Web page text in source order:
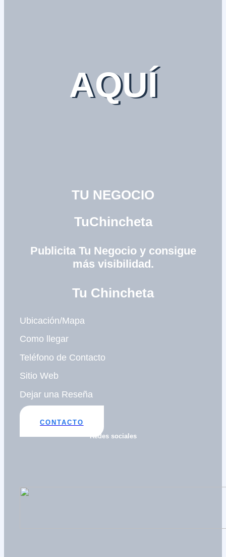
AQUÍ
TU NEGOCIO
TuChincheta
Publicita Tu Negocio y consigue
más visibilidad.
Tu Chincheta
Ubicación/Mapa
Como llegar
Teléfono de Contacto
Sitio Web
Dejar una Reseña
CONTACTO
Redes sociales